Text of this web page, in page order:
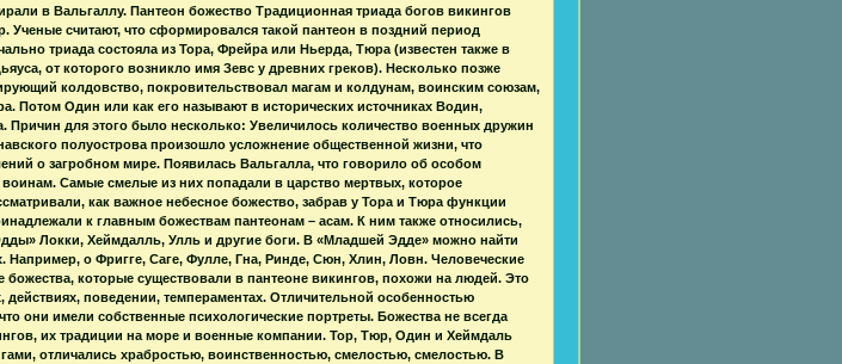
в Вальгаллу. Пантеон божество Традиционная триада богов викингов
Ученые считают, что сформировался такой пантеон в поздний период
триада состояла из Тора, Фрейра или Ньерда, Тюра (известен также в
от которого возникло имя Зевс у древних греков). Несколько позже
колдовство, покровительствовал магам и колдунам, воинским союзам,
Потом Один или как его называют в исторических источниках Водин,
Причин для этого было несколько: Увеличилось количество военных дружин
полуострова произошло усложнение общественной жизни, что
о загробном мире. Появилась Вальгалла, что говорило об особом
Самые смелые из них попадали в царство мертвых, которое
как важное небесное божество, забрав у Тора и Тюра функции
к главным божествам пантеонам – асам. К ним также относились,
Локки, Хеймдалль, Улль и другие боги. В «Младшей Эдде» можно найти
Например, о Фригге, Саге, Фулле, Гна, Ринде, Сюн, Хлин, Ловн. Человеческие
божества, которые существовали в пантеоне викингов, похожи на людей. Это
действиях, поведении, темпераментах. Отличительной особенностью
они имели собственные психологические портреты. Божества не всегда
их традиции на море и военные компании. Тор, Тюр, Один и Хеймдаль
отличались храбростью, воинственностью, смелостью, смелостью. В